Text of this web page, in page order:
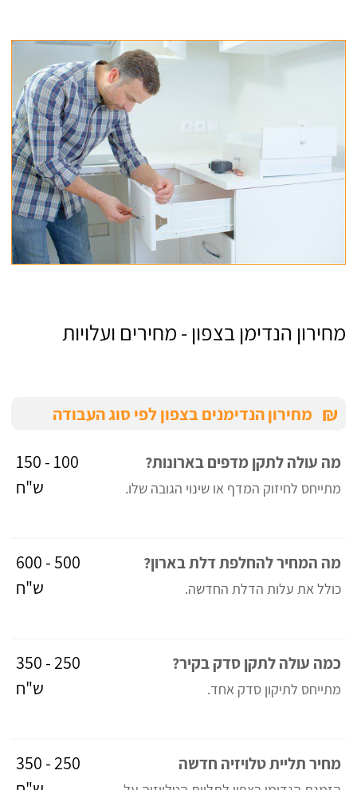
מחירון הנדימן בצפון - מחירים ועלויות
₪ מחירון הנדימנים בצפון לפי סוג העבודה
מה עולה לתקן מדפים בארונות?
מתייחס לחיזוק המדף או שינוי הגובה שלו.
100 - 150
ש"ח
מה המחיר להחלפת דלת בארון?
כולל את עלות הדלת החדשה.
500 - 600
ש"ח
כמה עולה לתקן סדק בקיר?
מתייחס לתיקון סדק אחד.
250 - 350
ש"ח
מחיר תליית טלויזיה חדשה
250 - 350